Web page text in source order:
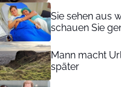
Sie sehen aus
schauen Sie
Mann macht
später